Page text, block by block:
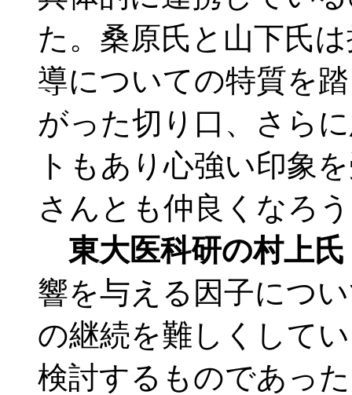
た。桑原氏と山下氏
導についての特質を
がった切り口、さら
トもあり心強い印象
さんとも仲良くなろ
東大医科研の村上氏
響を与える因子につ
の継続を難しくして
検討するものであっ